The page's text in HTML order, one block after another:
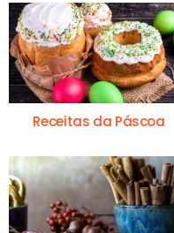
Receitas da Páscoa